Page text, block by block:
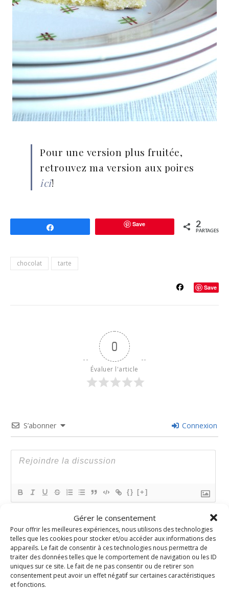
Gérer le consentement
Pour offrir les meilleures expériences, nous utilisons des technologies
telles que les cookies pour stocker et/ou accéder aux informations des
appareils. Le fait de consentir à ces technologies nous permettra de
traiter des données telles que le comportement de navigation ou les ID
uniques sur ce site. Le fait de ne pas consentir ou de retirer son
consentement peut avoir un effet négatif sur certaines caractéristiques
et fonctions.
Pour une version plus fruitée,
retrouvez ma version aux poires
ici!
Save 2
PARTAGES
chocolat tarte
Save
0
Évaluer l'article
S’abonner Connexion
{} [+]
Ce site utilise Akismet pour réduire les indésirables.
savoir plus sur la façon dont les données de vos
commentaires sont traitées.
1COMMENTAIRE
Le plus ancien